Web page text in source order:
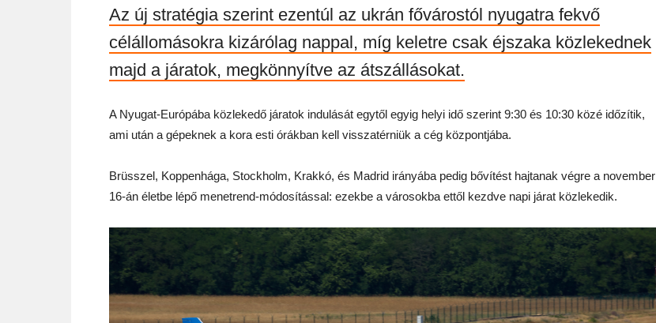
Az új stratégia szerint ezentúl az ukrán fővárostól nyugatra fekvő
célállomásokra kizárólag nappal, míg keletre csak éjszaka közlekednek
majd a járatok, megkönnyítve az átszállásokat.
A Nyugat-Európába közlekedő járatok indulását egytől egyig helyi idő szerint 9:30 és 10:30 közé időzítik,
ami után a gépeknek a kora esti órákban kell visszatérniük a cég központjába.
Brüsszel, Koppenhága, Stockholm, Krakkó, és Madrid irányába pedig bővítést hajtanak végre a november
16-án életbe lépő menetrend-módosítással: ezekbe a városokba ettől kezdve napi járat közlekedik.